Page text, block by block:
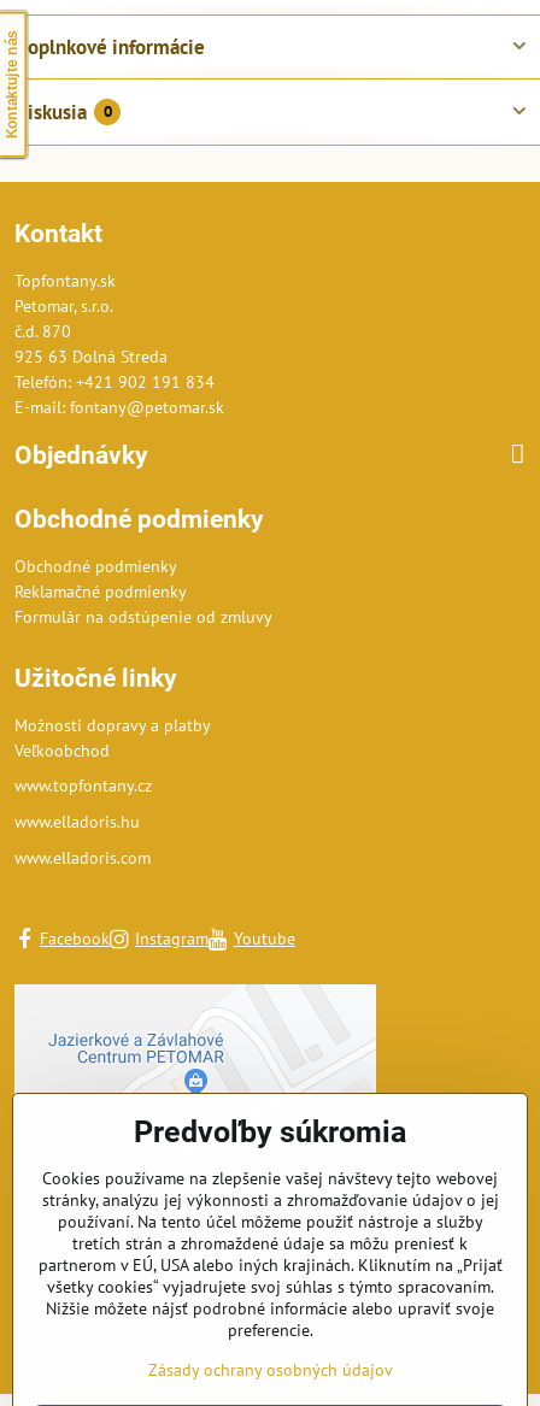
Doplnkové informácie
Diskusia 0
Kontakt
Topfontany.sk
Petomar, s.r.o.
č.d. 870
925 63 Dolná Streda
Telefón: +421 902 191 834
E-mail: fontany@petomar.sk
Objednávky
Obchodné podmienky
Obchodné podmienky
Reklamačné podmienky
Formulár na odstúpenie od zmluvy
Užitočné linky
Možnosti dopravy a platby
Veľkoobchod
www.topfontany.cz
www.elladoris.hu
www.elladoris.com
Facebook Instagram Youtube
Kontaktujte nás
©2026Copyright
Zásady ochrany osobných údajov
Vytvorené pomocou:
BiznisWeb.sk
Predvoľby súkromia
Cookies používame na zlepšenie vašej návštevy tejto webovej
stránky, analýzu jej výkonnosti a zhromažďovanie údajov o jej
používaní. Na tento účel môžeme použiť nástroje a služby
tretích strán a zhromaždené údaje sa môžu preniesť k
partnerom v EÚ, USA alebo iných krajinách. Kliknutím na „Prijať
všetky cookies“ vyjadrujete svoj súhlas s týmto spracovaním.
Nižšie môžete nájsť podrobné informácie alebo upraviť svoje
preferencie.
Zásady ochrany osobných údajov